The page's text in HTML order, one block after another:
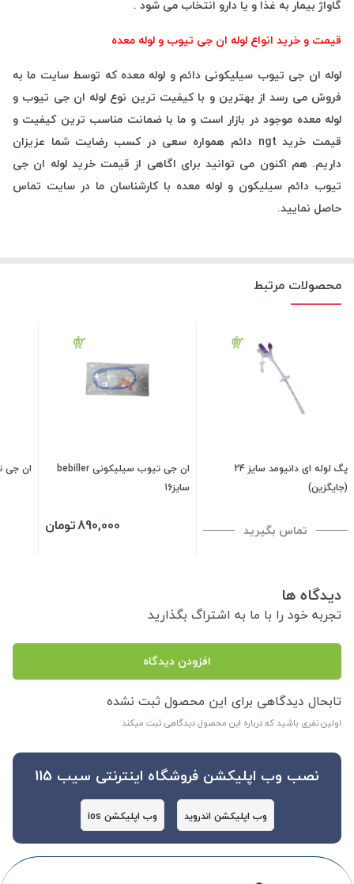
گاواژ بیمار به غذا و یا دارو انتخاب می شود .
قیمت و خرید انواع لوله ان جی تیوب و لوله معده
لوله ان جی تیوب سیلیکونی دائم و لوله معده که توسط سایت ما به
فروش می رسد از بهترین و با کیفیت ترین نوع لوله ان جی تیوب و
لوله معده موجود در بازار است و ما با ضمانت مناسب ترین کیفیت و
قیمت خرید ngt دائم همواره سعی در کسب رضایت شما عزیزان
داریم. هم اکنون می توانید برای اگاهی از قیمت خرید لوله ان جی
تیوب دائم سیلیکون و لوله معده با کارشناسان ما در سایت تماس
حاصل نمایید.
محصولات مرتبط
پگ لوله ای دانیومد سایز 24
(جایگزین)
تماس بگیرید
ان جی تیوب سیلیکونی bebiller
سایز16
890,000تومان
ان جی
دیدگاه ها
تجربه خود را با ما به اشتراگ بگذارید
افزودن دیدگاه
تابحال دیدگاهی برای این محصول ثبت نشده
اولین نفری باشید که درباره این محصول دیدگاهی ثبت میکند
نصب وب اپلیکشن فروشگاه اینترنتی سیب 115
وب اپلیکشن اندروید وب اپلیکشن ios